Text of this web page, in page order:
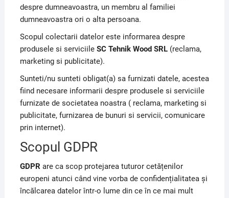
despre dumneavoastra, un membru al familiei
dumneavoastra ori o alta persoana.
Scopul colectarii datelor este informarea despre
produsele si serviciile SC Tehnik Wood SRL(reclama,
marketing si publicitate).
Sunteti/nu sunteti obligat(a) sa furnizati datele, acestea
fiind necesare informarii despre produsele si serviciile
furnizate de societatea noastra ( reclama, marketing si
publicitate, furnizarea de bunuri si servicii, comunicare
prin internet).
Scopul GDPR
GDPR are ca scop protejarea tuturor cetățenilor
europeni atunci când vine vorba de confidențialitatea și
încălcarea datelor într-o lume din ce în ce mai mult